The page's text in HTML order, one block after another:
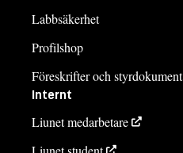
Labbsäkerhet
Profilshop
Föreskrifter och styrdokument
Internt
Liunet medarbetare